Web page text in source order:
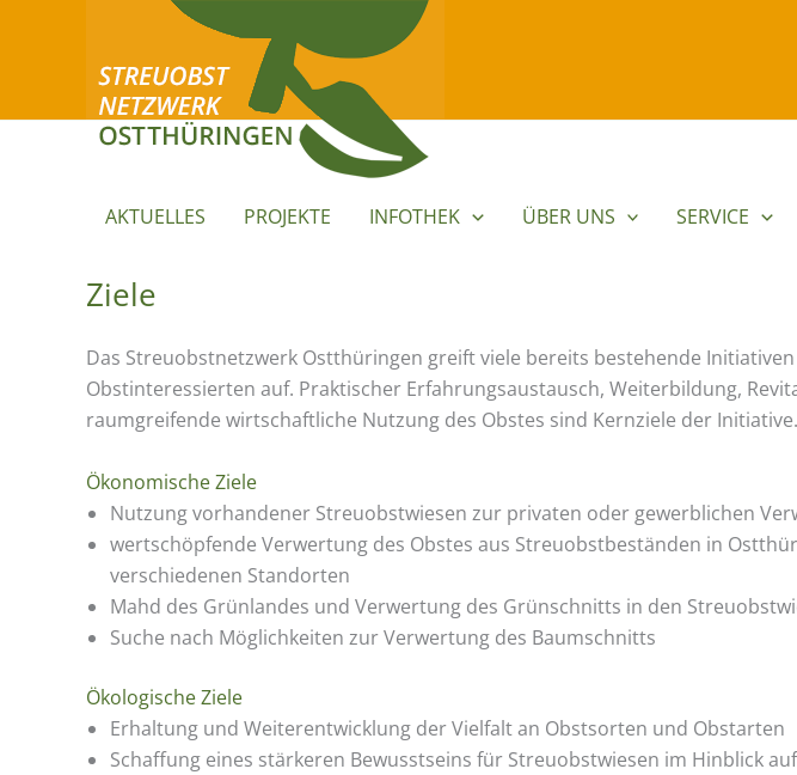
AKTUELLES PROJEKTE INFOTHEK ÜBER UNS SERVICE
Ziele
Das Streuobstnetzwerk Ostthüringen greift viele bereits bestehende
Obstinteressierten auf. Praktischer Erfahrungsaustausch, Weiterbildung,
raumgreifende wirtschaftliche Nutzung des Obstes sind Kernziele der Initiative.
Ökonomische Ziele
Nutzung vorhandener Streuobstwiesen zur privaten oder gewerblichen
wertschöpfende Verwertung des Obstes aus Streuobstbeständen in
verschiedenen Standorten
Mahd des Grünlandes und Verwertung des Grünschnitts in den
Suche nach Möglichkeiten zur Verwertung des Baumschnitts
Ökologische Ziele
Erhaltung und Weiterentwicklung der Vielfalt an Obstsorten und Obstarten
Schaffung eines stärkeren Bewusstseins für Streuobstwiesen im Hinblick